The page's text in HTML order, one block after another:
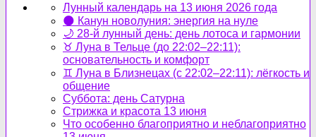
Лунный календарь на 13 июня 2026 года
🌑 Канун новолуния: энергия на нуле
🌙 28-й лунный день: день лотоса и гармонии
♉ Луна в Тельце (до 22:02–22:11):
основательность и комфорт
♊ Луна в Близнецах (с 22:02–22:11): лёгкость и
общение
Суббота: день Сатурна
Стрижка и красота 13 июня
Что особенно благоприятно и неблагоприятно